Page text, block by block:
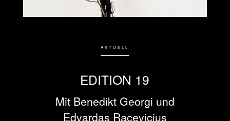
AKTUELL
EDITION 19
Mit Benedikt Georgi und
Edvardas Racevicius